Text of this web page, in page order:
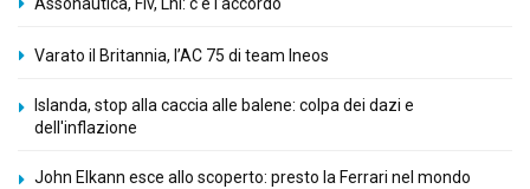
Assonautica, Fiv, Lni: c'è l'accordo
Varato il Britannia, l’AC 75 di team Ineos
Islanda, stop alla caccia alle balene: colpa dei dazi e
dell'inflazione
John Elkann esce allo scoperto: presto la Ferrari nel mondo